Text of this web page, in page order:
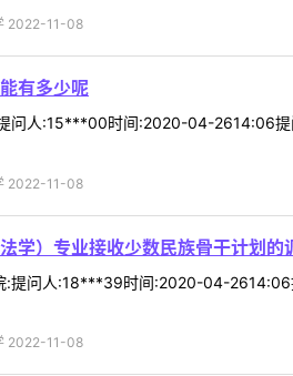
2022-11-08
有多少呢
问人:15***00时间:2020-04-2614:06
2022-11-08
学）专业接收少数民族骨干计划的
:提问人:18***39时间:2020-04-
2022-11-08